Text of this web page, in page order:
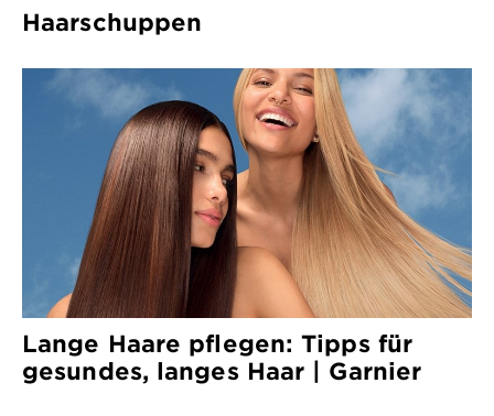
Haarschuppen
Lange Haare pflegen: Tipps für
gesundes, langes Haar | Garnier